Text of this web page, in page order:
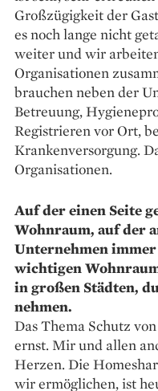
Großzügigkeit der
es noch lange nicht
weiter und wir
Organisationen
brauchen neben der
Betreuung,
Registrieren vor Ort,
Krankenversorgung.
Organisationen.
Auf der einen Seite
Wohnraum, auf der
Unternehmen
wichtigen
in großen Städten,
nehmen.
Das Thema Schutz
ernst. Mir und allen
Herzen. Die
wir ermög­lichen, ist